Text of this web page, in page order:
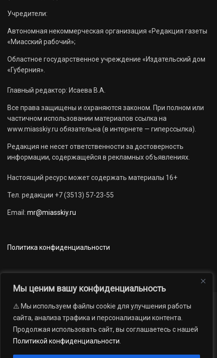
Мы ценим вашу конфиденциальность
⚠️ Мы используем файлы cookie для улучшения работы
сайта, анализа трафика и персонализации контента.
Продолжая использовать сайт, вы соглашаетесь с нашей
Политикой конфиденциальности
Учредители:
Автономная некоммерческая организация «Редакция газеты
«Миасский рабочий»;
Областное государственное учреждение «Издательский дом
«Губерния».
Главный редактор: Исаева В.А.
Все права защищены и охраняются законом. При полном или
частичном использовании материалов ссылка на
www.miasskiy.ru обязательна (в интернете — гиперссылка).
Редакция не несет ответственности за достоверность
информации, содержащейся в рекламных объявлениях.
Настоящий ресурс может содержать материалы 16+
Тел. редакции +7 (3513) 57-23-55
Email: mr@miasskiy.ru
Политика конфиденциальности
Новости Наши проекты
Официально
АРХИВ
16+
газеты «Миасский рабочий»; Областное государственное учреждение